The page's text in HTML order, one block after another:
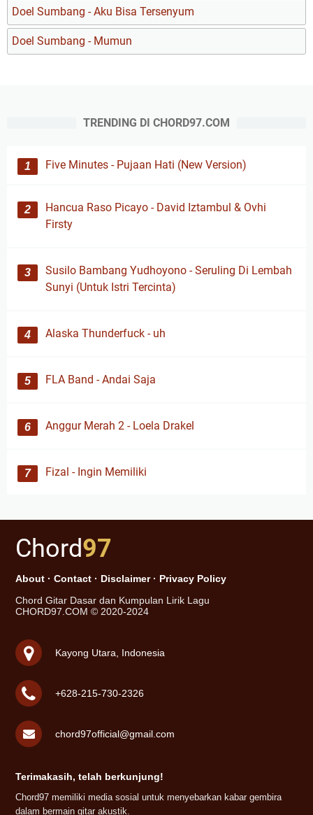
Doel Sumbang - Aku Bisa Tersenyum
Doel Sumbang - Mumun
TRENDING DI CHORD97.COM
Five Minutes - Pujaan Hati (New Version)
Hancua Raso Picayo - David Iztambul & Ovhi
Firsty
Susilo Bambang Yudhoyono - Seruling Di Lembah
Sunyi (Untuk Istri Tercinta)
Alaska Thunderfuck - uh
FLA Band - Andai Saja
Anggur Merah 2 - Loela Drakel
Fizal - Ingin Memiliki
Chord97
About · Contact · Disclaimer· Privacy Policy
Chord Gitar Dasar dan Kumpulan Lirik Lagu
CHORD97.COM © 2020-2024
Kayong Utara, Indonesia
+628-215-730-2326
chord97official@gmail.com
Terimakasih, telah berkunjung!
Chord97 memiliki media sosial untuk menyebarkan kabar gembira
dalam bermain gitar akustik.